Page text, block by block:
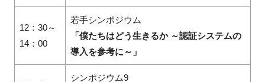
12：30～
14：00
若手シンポジウム
「僕たちはどう生きるか ～認証システムの
導入を参考に～」
シンポジウム9